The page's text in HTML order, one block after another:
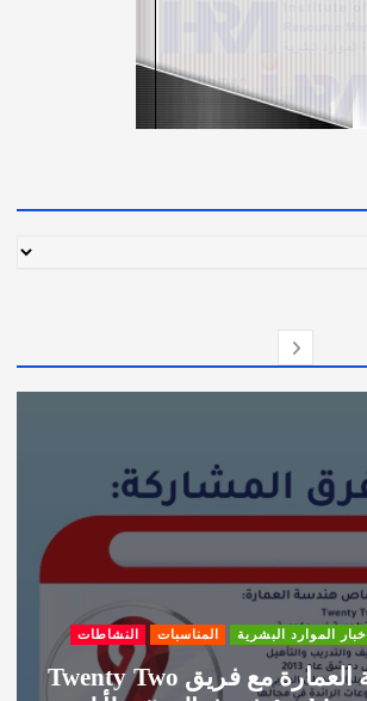
أخبار الموارد البشرية المناسبات النشاطات
كورنر هندسة العمارة مع فريق Twenty Two